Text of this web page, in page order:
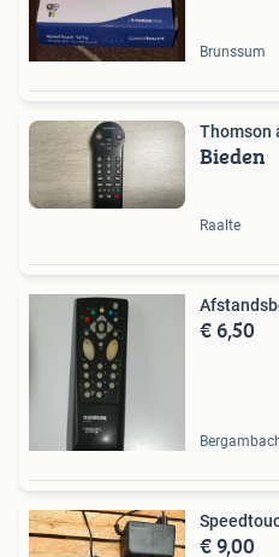
Brunssum
Thomson
Bieden
Raalte
€ 6,50
€ 9,00